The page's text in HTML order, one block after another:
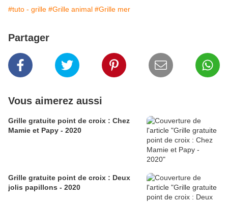
#tuto - grille #Grille animal #Grille mer
Partager
Vous aimerez aussi
Grille gratuite point de croix : Chez
Mamie et Papy - 2020
Grille gratuite point de croix : Deux
jolis papillons - 2020